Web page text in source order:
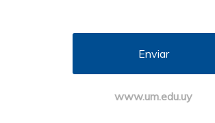
www.um.edu.uy